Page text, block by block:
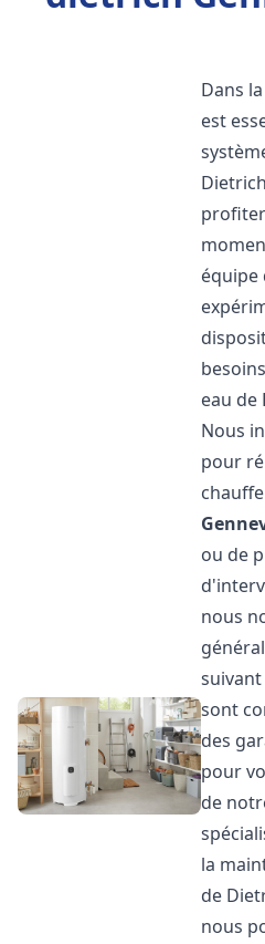
Dans
est
équipe
eau de
Nous
pour
ou de
nous
sont
des
pour
de
la
de
nous